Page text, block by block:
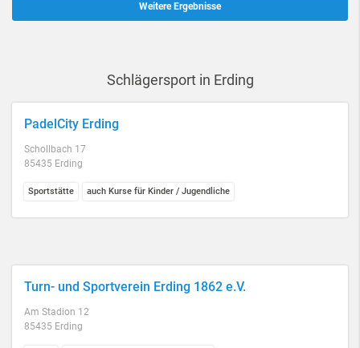
Weitere Ergebnisse
Schlägersport in Erding
PadelCity Erding
Schollbach 17
85435 Erding
Sportstätte auch Kurse für Kinder / Jugendliche
Turn- und Sportverein Erding 1862 e.V.
Am Stadion 12
85435 Erding